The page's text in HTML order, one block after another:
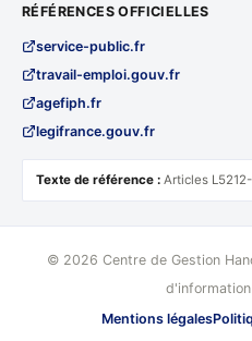
RÉFÉRENCES OFFICIELLES
service-public.fr
travail-emploi.gouv.fr
agefiph.fr
legifrance.gouv.fr
Texte de référence : Articles
© 2026 Centre de Gestion
Mentions légales